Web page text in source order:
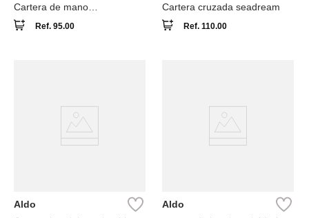
Cartera de mano
seashellminix
Ref. 95.00
Cartera cruzada seadream
Ref. 110.00
Aldo
Aldo